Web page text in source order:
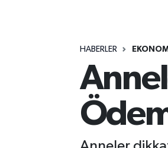
HABERLER
ÖZEL HABER
RESMİ İLANLAR